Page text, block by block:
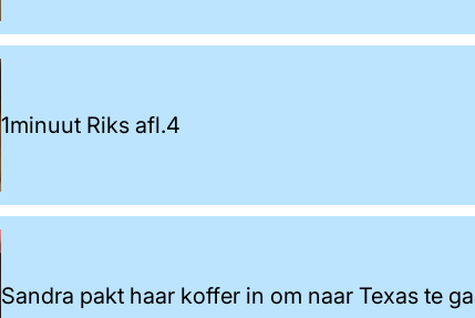
1minuut Riks afl.4
Sandra pakt haar koffer in om naar Texas te